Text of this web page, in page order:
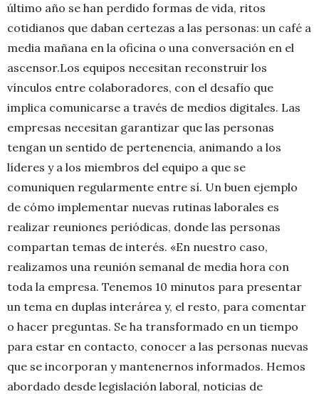
último año se han perdido formas de vida, ritos
cotidianos que daban certezas a las personas: un café a
media mañana en la oficina o una conversación en el
ascensor.Los equipos necesitan reconstruir los
vínculos entre colaboradores, con el desafío que
implica comunicarse a través de medios digitales. Las
empresas necesitan garantizar que las personas
tengan un sentido de pertenencia, animando a los
líderes y a los miembros del equipo a que se
comuniquen regularmente entre sí. Un buen ejemplo
de cómo implementar nuevas rutinas laborales es
realizar reuniones periódicas, donde las personas
compartan temas de interés. «En nuestro caso,
realizamos una reunión semanal de media hora con
toda la empresa. Tenemos 10 minutos para presentar
un tema en duplas interárea y, el resto, para comentar
o hacer preguntas. Se ha transformado en un tiempo
para estar en contacto, conocer a las personas nuevas
que se incorporan y mantenernos informados. Hemos
abordado desde legislación laboral, noticias de